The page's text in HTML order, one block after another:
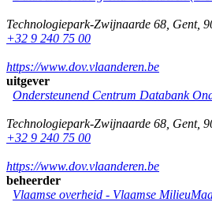
Technologiepark-Zwijnaarde 68 Gent,
+32 9 240 75 00
https://www.dov.vlaanderen.be
uitgever
Ondersteunend Centrum Databank
Technologiepark-Zwijnaarde 68 Gent,
+32 9 240 75 00
https://www.dov.vlaanderen.be
beheerder
Vlaamse overheid - Vlaamse